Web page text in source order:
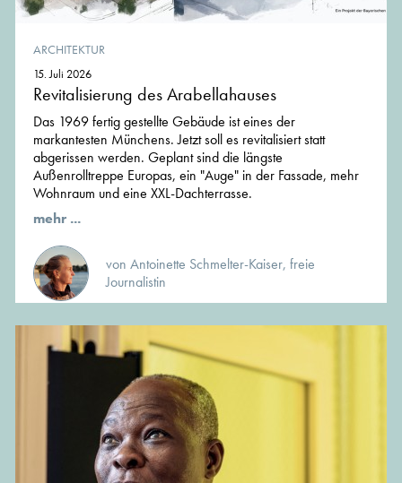
ARCHITEKTUR
15. Juli 2026
Revitalisierung des Arabellahauses
Das 1969 fertig gestellte Gebäude ist eines der
markantesten Münchens. Jetzt soll es revitalisiert statt
abgerissen werden. Geplant sind die längste
Außenrolltreppe Europas, ein "Auge" in der Fassade, mehr
Wohnraum und eine XXL-Dachterrasse.
mehr ...
von Antoinette Schmelter-Kaiser, freie
Journalistin